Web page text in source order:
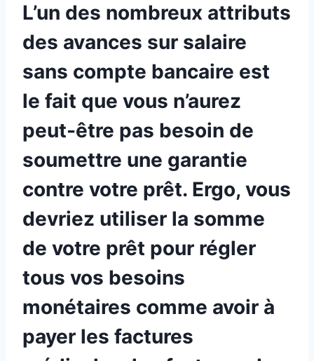
L’un des nombreux attributs
des avances sur salaire
sans compte bancaire est
le fait que vous n’aurez
peut-être pas besoin de
soumettre une garantie
contre votre prêt. Ergo, vous
devriez utiliser la somme
de votre prêt pour régler
tous vos besoins
monétaires comme avoir à
payer les factures